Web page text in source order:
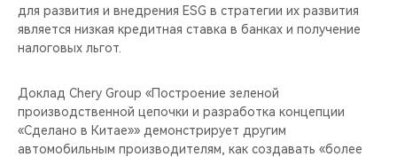
для развития и внедрения ESG в стратегии их развития
является низкая кредитная ставка в банках и получение
налоговых льгот.
Доклад Chery Group «Построение зеленой
производственной цепочки и разработка концепции
«Сделано в Китае»» демонстрирует другим
автомобильным производителям, как создавать «более